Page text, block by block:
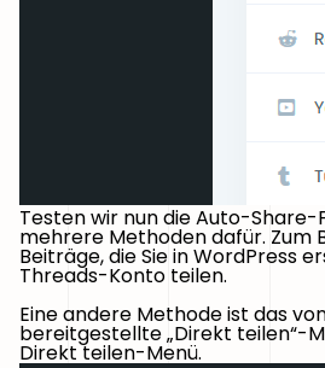
Testen wir nun die Auto-Share-
mehrere Methoden dafür. Zum
Beiträge, die Sie in WordPress
Threads-Konto teilen.
Eine andere Methode ist das
bereitgestellte „Direkt teilen“-
Direkt teilen-Menü.